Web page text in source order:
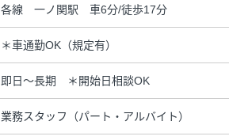
各線 一ノ関駅 車6分/徒歩17分
＊車通勤OK（規定有）
即日～長期 ＊開始日相談OK
業務スタッフ（パート・アルバイト）